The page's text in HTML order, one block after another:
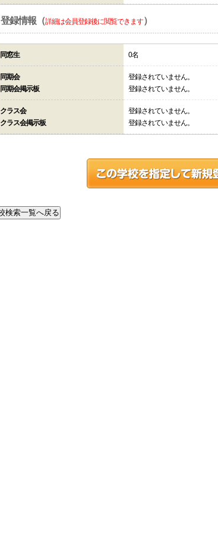
登録情報（詳細は会員登録後に閲覧できます）
同窓生 0名
同期会
同期会掲示板
登録されていません。
登録されていません。
クラス会
クラス会掲示板
登録されていません。
登録されていません。